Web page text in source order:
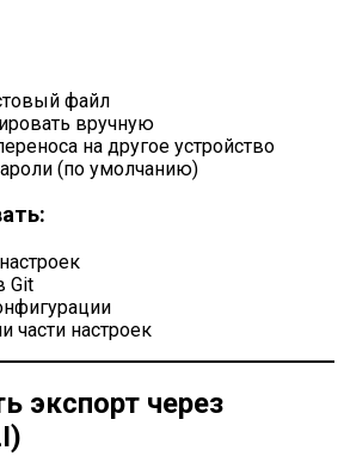
файл
вручную
на другое устройство
(по умолчанию)
Git
части настроек
экспорт через